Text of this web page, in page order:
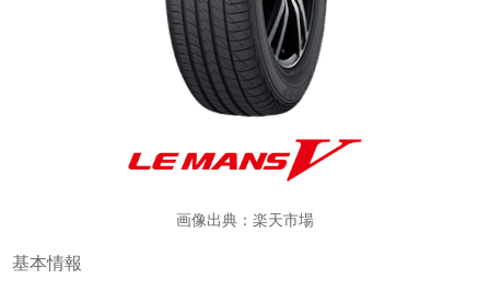
画像出典：楽天市場
基本情報